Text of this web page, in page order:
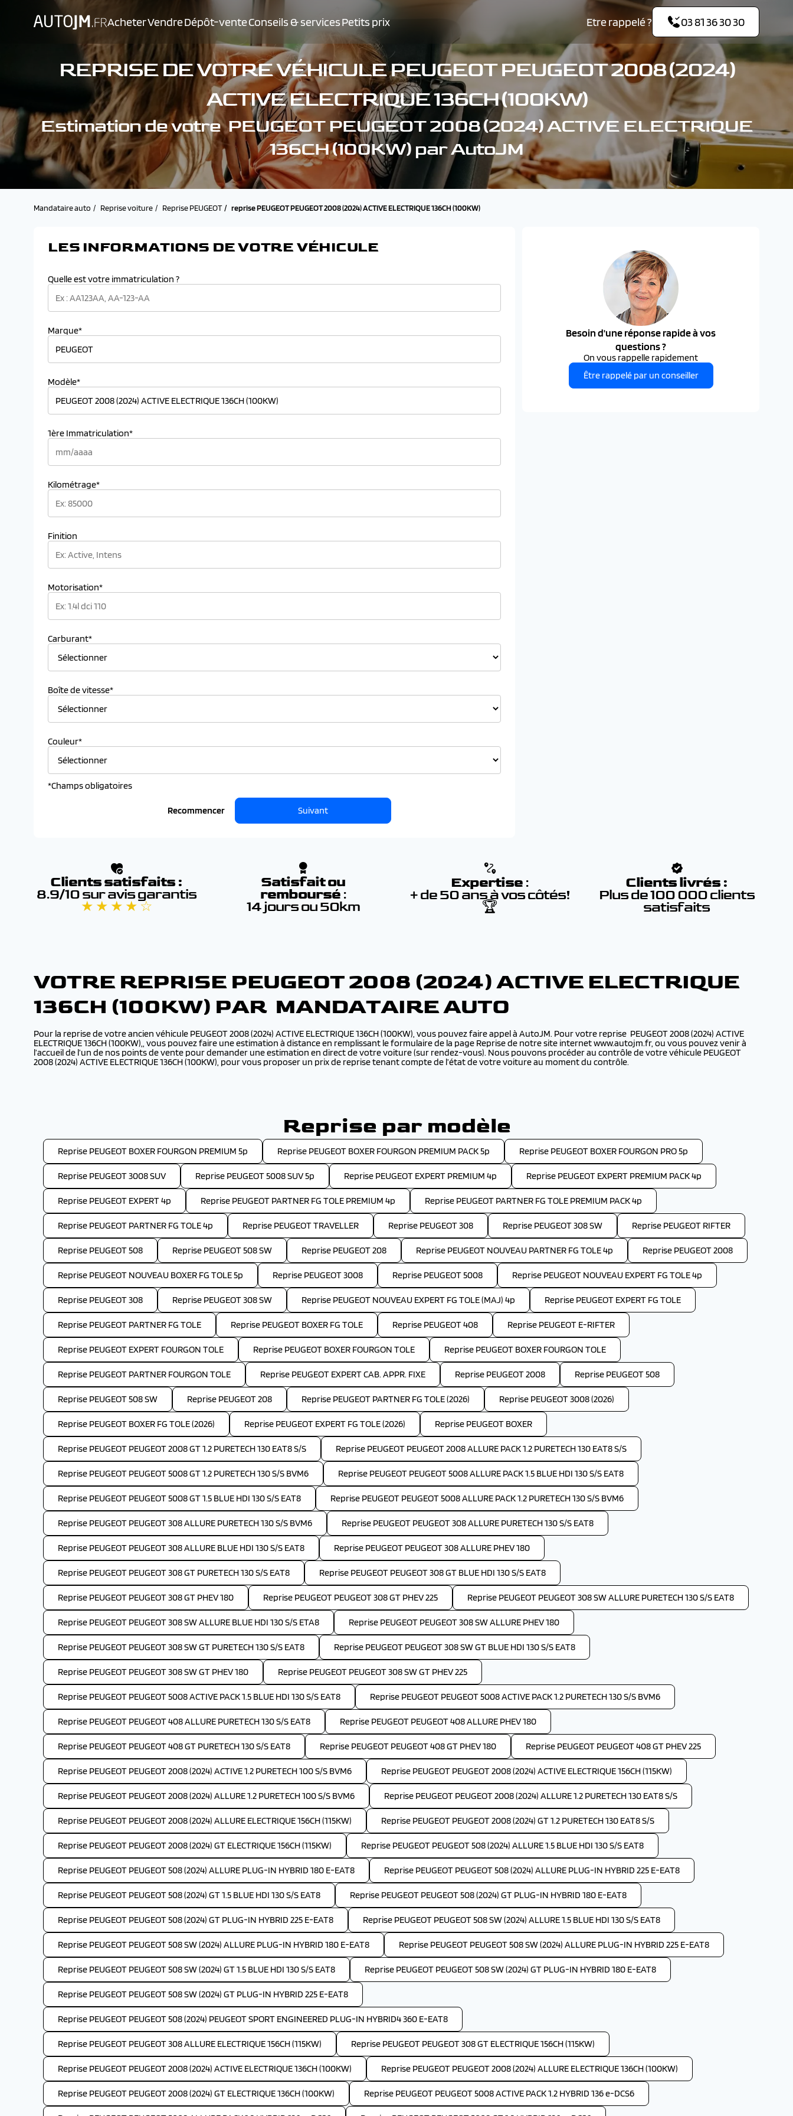
AcheterVendreDépôt-venteConseils & servicesPetits prix Etre rappelé ? 03 81 36 30 30
REPRISE DE VOTRE VÉHICULE PEUGEOT PEUGEOT 2008 (2024)
ACTIVE ELECTRIQUE 136CH (100KW)
Estimation de votre PEUGEOT PEUGEOT 2008 (2024) ACTIVE ELECTRIQUE
136CH (100KW) par AutoJM
Mandataire auto Reprise voiture Reprise PEUGEOT reprise PEUGEOT PEUGEOT 2008 (2024) ACTIVE ELECTRIQUE 136CH (100KW)
LES INFORMATIONS DE VOTRE VÉHICULE
Quelle est votre immatriculation ?
Marque*
Modèle*
1ère Immatriculation*
Kilométrage*
Finition
Motorisation*
Carburant*
Boîte de vitesse*
Couleur*
*Champs obligatoires
Recommencer Suivant
Besoin d'une réponse rapide à vos
questions ?
On vous rappelle rapidement
Être rappelé par un conseiller
Clients satisfaits :
8.9/10 sur avis garantis
★ ★ ★ ★ ☆
Satisfait ou
remboursé :
14 jours ou 50km
Expertise :
+ de 50 ans à vos côtés!
🏆
Clients livrés :
Plus de 100 000 clients
satisfaits
VOTRE REPRISE PEUGEOT 2008 (2024) ACTIVE ELECTRIQUE
136CH (100KW) PAR MANDATAIRE AUTO
Pour la reprise de votre ancien véhicule PEUGEOT 2008 (2024) ACTIVE ELECTRIQUE 136CH (100KW), vous pouvez faire appel à AutoJM. Pour votre reprise PEUGEOT 2008 (2024) ACTIVE
ELECTRIQUE 136CH (100KW),, vous pouvez faire une estimation à distance en remplissant le formulaire de la page Reprise de notre site internet www.autojm.fr, ou vous pouvez venir à
l’accueil de l’un de nos points de vente pour demander une estimation en direct de votre voiture (sur rendez-vous). Nous pouvons procéder au contrôle de votre véhicule PEUGEOT
2008 (2024) ACTIVE ELECTRIQUE 136CH (100KW), pour vous proposer un prix de reprise tenant compte de l’état de votre voiture au moment du contrôle.
Reprise par modèle
Reprise PEUGEOT BOXER FOURGON PREMIUM 5p Reprise PEUGEOT BOXER FOURGON PREMIUM PACK 5p Reprise PEUGEOT BOXER FOURGON PRO 5p
Reprise PEUGEOT 3008 SUV Reprise PEUGEOT 5008 SUV 5p Reprise PEUGEOT EXPERT PREMIUM 4p Reprise PEUGEOT EXPERT PREMIUM PACK 4p
Reprise PEUGEOT EXPERT 4p Reprise PEUGEOT PARTNER FG TOLE PREMIUM 4p Reprise PEUGEOT PARTNER FG TOLE PREMIUM PACK 4p
Reprise PEUGEOT PARTNER FG TOLE 4p Reprise PEUGEOT TRAVELLER Reprise PEUGEOT 308 Reprise PEUGEOT 308 SW Reprise PEUGEOT RIFTER
Reprise PEUGEOT 508 Reprise PEUGEOT 508 SW Reprise PEUGEOT 208 Reprise PEUGEOT NOUVEAU PARTNER FG TOLE 4p Reprise PEUGEOT 2008
Reprise PEUGEOT NOUVEAU BOXER FG TOLE 5p Reprise PEUGEOT 3008 Reprise PEUGEOT 5008 Reprise PEUGEOT NOUVEAU EXPERT FG TOLE 4p
Reprise PEUGEOT 308 Reprise PEUGEOT 308 SW Reprise PEUGEOT NOUVEAU EXPERT FG TOLE (MAJ) 4p Reprise PEUGEOT EXPERT FG TOLE
Reprise PEUGEOT PARTNER FG TOLE Reprise PEUGEOT BOXER FG TOLE Reprise PEUGEOT 408 Reprise PEUGEOT E-RIFTER
Reprise PEUGEOT EXPERT FOURGON TOLE Reprise PEUGEOT BOXER FOURGON TOLE Reprise PEUGEOT BOXER FOURGON TOLE
Reprise PEUGEOT PARTNER FOURGON TOLE Reprise PEUGEOT EXPERT CAB. APPR. FIXE Reprise PEUGEOT 2008 Reprise PEUGEOT 508
Reprise PEUGEOT 508 SW Reprise PEUGEOT 208 Reprise PEUGEOT PARTNER FG TOLE (2026) Reprise PEUGEOT 3008 (2026)
Reprise PEUGEOT BOXER FG TOLE (2026) Reprise PEUGEOT EXPERT FG TOLE (2026) Reprise PEUGEOT BOXER
Reprise PEUGEOT PEUGEOT 2008 GT 1.2 PURETECH 130 EAT8 S/S Reprise PEUGEOT PEUGEOT 2008 ALLURE PACK 1.2 PURETECH 130 EAT8 S/S
Reprise PEUGEOT PEUGEOT 5008 GT 1.2 PURETECH 130 S/S BVM6 Reprise PEUGEOT PEUGEOT 5008 ALLURE PACK 1.5 BLUE HDI 130 S/S EAT8
Reprise PEUGEOT PEUGEOT 5008 GT 1.5 BLUE HDI 130 S/S EAT8 Reprise PEUGEOT PEUGEOT 5008 ALLURE PACK 1.2 PURETECH 130 S/S BVM6
Reprise PEUGEOT PEUGEOT 308 ALLURE PURETECH 130 S/S BVM6 Reprise PEUGEOT PEUGEOT 308 ALLURE PURETECH 130 S/S EAT8
Reprise PEUGEOT PEUGEOT 308 ALLURE BLUE HDI 130 S/S EAT8 Reprise PEUGEOT PEUGEOT 308 ALLURE PHEV 180
Reprise PEUGEOT PEUGEOT 308 GT PURETECH 130 S/S EAT8 Reprise PEUGEOT PEUGEOT 308 GT BLUE HDI 130 S/S EAT8
Reprise PEUGEOT PEUGEOT 308 GT PHEV 180 Reprise PEUGEOT PEUGEOT 308 GT PHEV 225 Reprise PEUGEOT PEUGEOT 308 SW ALLURE PURETECH 130 S/S EAT8
Reprise PEUGEOT PEUGEOT 308 SW ALLURE BLUE HDI 130 S/S ETA8 Reprise PEUGEOT PEUGEOT 308 SW ALLURE PHEV 180
Reprise PEUGEOT PEUGEOT 308 SW GT PURETECH 130 S/S EAT8 Reprise PEUGEOT PEUGEOT 308 SW GT BLUE HDI 130 S/S EAT8
Reprise PEUGEOT PEUGEOT 308 SW GT PHEV 180 Reprise PEUGEOT PEUGEOT 308 SW GT PHEV 225
Reprise PEUGEOT PEUGEOT 5008 ACTIVE PACK 1.5 BLUE HDI 130 S/S EAT8 Reprise PEUGEOT PEUGEOT 5008 ACTIVE PACK 1.2 PURETECH 130 S/S BVM6
Reprise PEUGEOT PEUGEOT 408 ALLURE PURETECH 130 S/S EAT8 Reprise PEUGEOT PEUGEOT 408 ALLURE PHEV 180
Reprise PEUGEOT PEUGEOT 408 GT PURETECH 130 S/S EAT8 Reprise PEUGEOT PEUGEOT 408 GT PHEV 180 Reprise PEUGEOT PEUGEOT 408 GT PHEV 225
Reprise PEUGEOT PEUGEOT 2008 (2024) ACTIVE 1.2 PURETECH 100 S/S BVM6 Reprise PEUGEOT PEUGEOT 2008 (2024) ACTIVE ELECTRIQUE 156CH (115KW)
Reprise PEUGEOT PEUGEOT 2008 (2024) ALLURE 1.2 PURETECH 100 S/S BVM6 Reprise PEUGEOT PEUGEOT 2008 (2024) ALLURE 1.2 PURETECH 130 EAT8 S/S
Reprise PEUGEOT PEUGEOT 2008 (2024) ALLURE ELECTRIQUE 156CH (115KW) Reprise PEUGEOT PEUGEOT 2008 (2024) GT 1.2 PURETECH 130 EAT8 S/S
Reprise PEUGEOT PEUGEOT 2008 (2024) GT ELECTRIQUE 156CH (115KW) Reprise PEUGEOT PEUGEOT 508 (2024) ALLURE 1.5 BLUE HDI 130 S/S EAT8
Reprise PEUGEOT PEUGEOT 508 (2024) ALLURE PLUG-IN HYBRID 180 E-EAT8 Reprise PEUGEOT PEUGEOT 508 (2024) ALLURE PLUG-IN HYBRID 225 E-EAT8
Reprise PEUGEOT PEUGEOT 508 (2024) GT 1.5 BLUE HDI 130 S/S EAT8 Reprise PEUGEOT PEUGEOT 508 (2024) GT PLUG-IN HYBRID 180 E-EAT8
Reprise PEUGEOT PEUGEOT 508 (2024) GT PLUG-IN HYBRID 225 E-EAT8 Reprise PEUGEOT PEUGEOT 508 SW (2024) ALLURE 1.5 BLUE HDI 130 S/S EAT8
Reprise PEUGEOT PEUGEOT 508 SW (2024) ALLURE PLUG-IN HYBRID 180 E-EAT8 Reprise PEUGEOT PEUGEOT 508 SW (2024) ALLURE PLUG-IN HYBRID 225 E-EAT8
Reprise PEUGEOT PEUGEOT 508 SW (2024) GT 1.5 BLUE HDI 130 S/S EAT8 Reprise PEUGEOT PEUGEOT 508 SW (2024) GT PLUG-IN HYBRID 180 E-EAT8
Reprise PEUGEOT PEUGEOT 508 SW (2024) GT PLUG-IN HYBRID 225 E-EAT8
Reprise PEUGEOT PEUGEOT 508 (2024) PEUGEOT SPORT ENGINEERED PLUG-IN HYBRID4 360 E-EAT8
Reprise PEUGEOT PEUGEOT 308 ALLURE ELECTRIQUE 156CH (115KW) Reprise PEUGEOT PEUGEOT 308 GT ELECTRIQUE 156CH (115KW)
Reprise PEUGEOT PEUGEOT 2008 (2024) ACTIVE ELECTRIQUE 136CH (100KW) Reprise PEUGEOT PEUGEOT 2008 (2024) ALLURE ELECTRIQUE 136CH (100KW)
Reprise PEUGEOT PEUGEOT 2008 (2024) GT ELECTRIQUE 136CH (100KW) Reprise PEUGEOT PEUGEOT 5008 ACTIVE PACK 1.2 HYBRID 136 e-DCS6